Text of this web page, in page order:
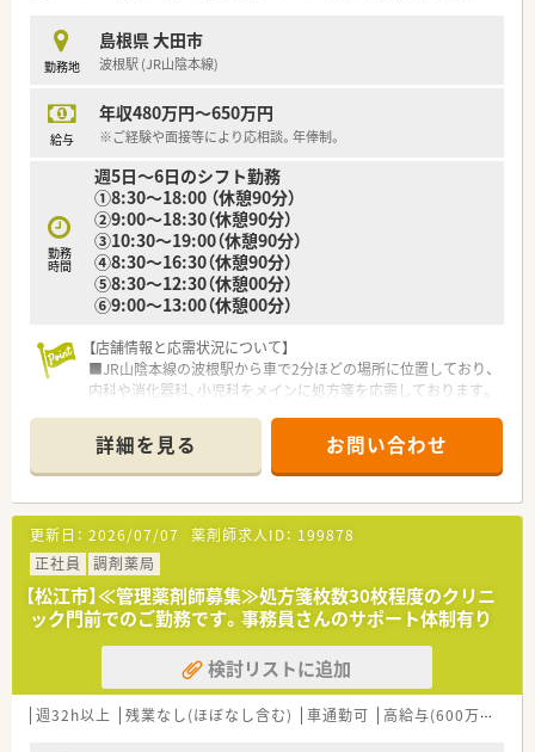
り、全員で助け合いながら業務を進める温かい社風です。
【職場環境と雰囲気】
の広い休憩室があるためしっかりとリラックスできます。
■店舗には2名の薬剤師と2名の医療事務が配置されており、で
■ミスや失敗が発生した際には個人を責めるのではなく、全社で
事例を共有して全員で改善策を考える前向きな職場です。
【こんな方が活躍中】
■県外から転居して入社された若手から中堅層のスタッフが多
く在籍しており、新しい土地でも和気あいあいと活躍中です。
■礼儀や言葉遣いを大切にしながら、患者様や門前の医師と良好
す。
■門前クリニックの診療スタイルに合わせて、午前中からお昼時
にかけての忙しい時間帯もテキパキと対応できる方が活躍中で
す。
勤務地
島根県 大田市
波根駅 (JR山陰本線)
給与
年収480万円～650万円
※ご経験や面接等により応相談。年俸制。
勤務
時間
週5日～6日のシフト勤務
①8:30～18:00 （休憩90分）
②9:00～18:30（休憩90分）
③10:30～19:00（休憩90分）
④8:30～16:30（休憩90分）
⑤8:30～12:30（休憩00分）
⑥9:00～13:00（休憩00分）
【店舗情報と応需状況について】
■JR山陰本線の波根駅から車で2分ほどの場所に位置しており、
内科や消化器科、小児科をメインに処方箋を応需しております。
事務員2名の体制で、地域住民の健康を支える役割を担っていま
す。
■近隣の医院を中心に幅広い年齢層の患者様が来局され、処方内
容も内科疾患から小児科まで多岐にわたるのが特徴です。
【募集背景と求める人物像について】
■欠員補充に伴う急募の案件となっており、即戦力の方はもちろ
ん、これから専門性を磨きたい意欲的な方を広く募集していま
す。
■職歴が5社以内の方で、地域医療への貢献にやりがいを感じ、
在宅業務にも前向きに取り組んでいただける方を求めていま
■新卒や調剤未経験、ブランクがある方でも、基礎から学び直し
たいという熱意があれば、年齢を問わず歓迎される職場環境で
詳細を見る お問い合わせ
更新日： 2026/07/07 薬剤師求人ID： 199878
正社員
調剤薬局
【松江市】≪管理薬剤師募集≫処方箋枚数30枚程度のクリニ
ック門前でのご勤務です。事務員さんのサポート体制有り
検討リストに追加
週32h以上 残業なし(ほぼなし含む) 車通勤可 高給与(600万円以上)